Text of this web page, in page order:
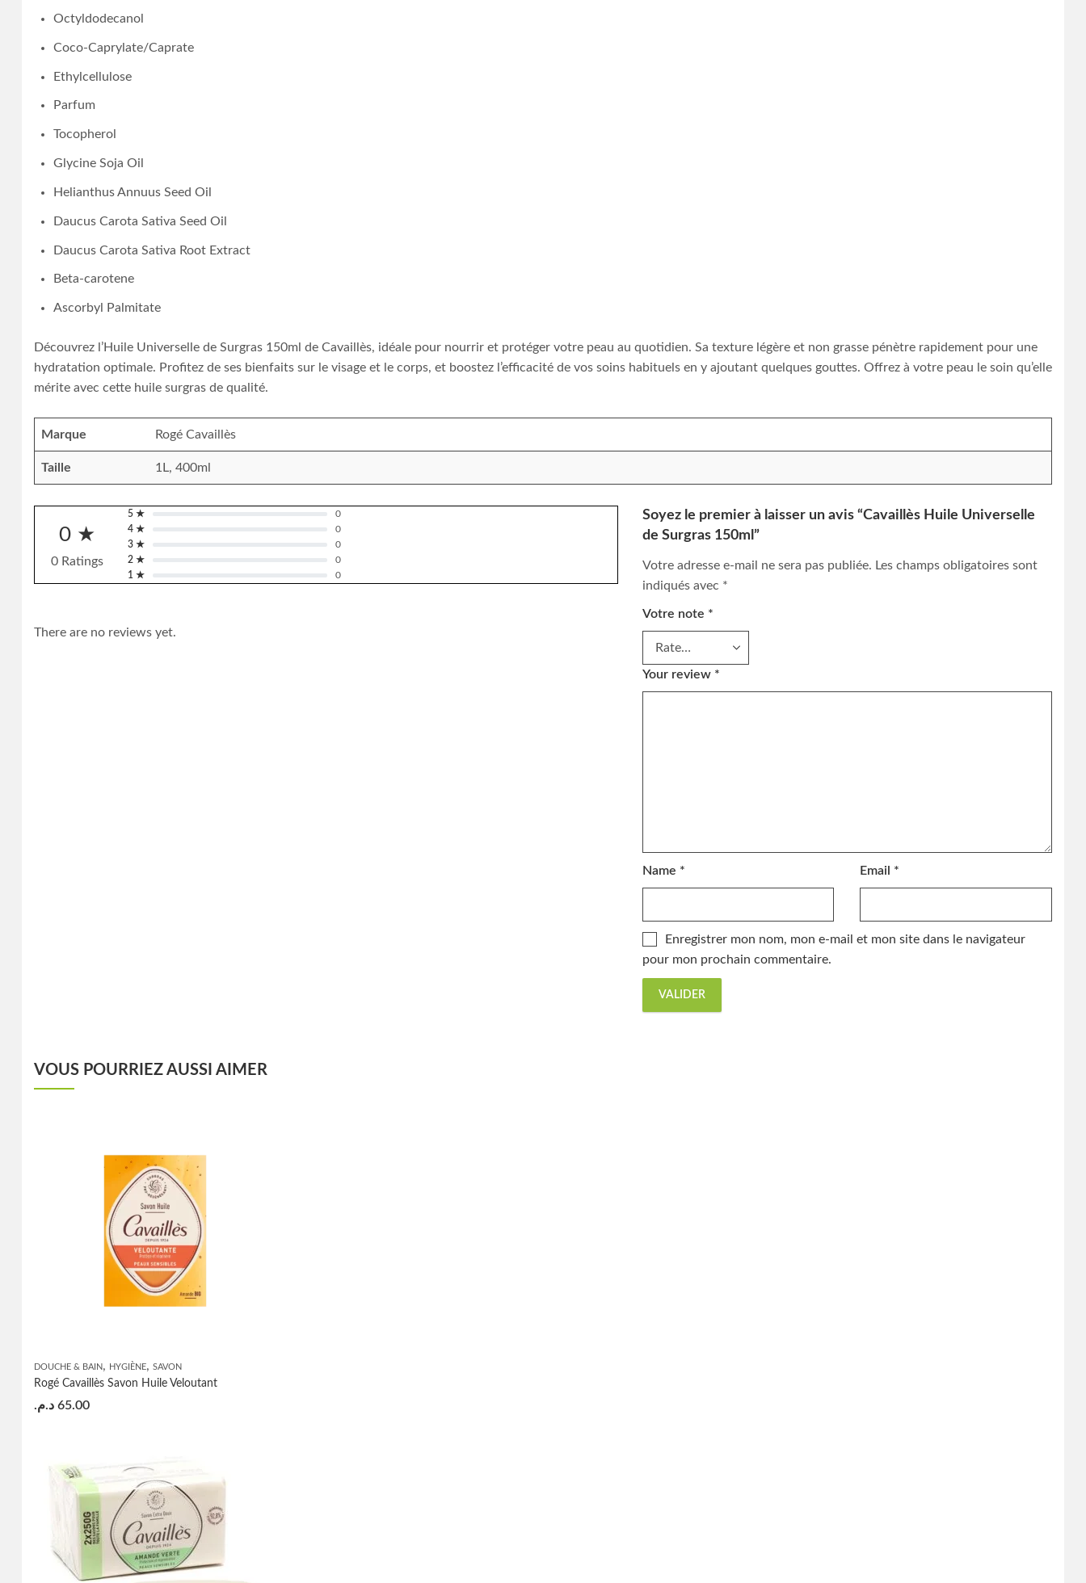
Octyldodecanol
Coco-Caprylate/Caprate
Ethylcellulose
Parfum
Tocopherol
Glycine Soja Oil
Helianthus Annuus Seed Oil
Daucus Carota Sativa Seed Oil
Daucus Carota Sativa Root Extract
Beta-carotene
Ascorbyl Palmitate
Découvrez l’Huile Universelle de Surgras 150ml de Cavaillès, idéale pour nourrir et protéger votre peau au quotidien. Sa texture légère et non grasse pénètre rapidement pour une
hydratation optimale. Profitez de ses bienfaits sur le visage et le corps, et boostez l’efficacité de vos soins habituels en y ajoutant quelques gouttes. Offrez à votre peau le soin qu’elle
mérite avec cette huile surgras de qualité.
Marque Rogé Cavaillès
Taille 1L, 400ml
0 ★
0 Ratings
5 ★
0
4 ★
0
3 ★
0
2 ★
0
1 ★
0
There are no reviews yet.
Soyez le premier à laisser un avis “Cavaillès Huile Universelle
de Surgras 150ml”
Votre adresse e-mail ne sera pas publiée. Les champs obligatoires sont
indiqués avec *
Votre note *
Your review *
Name * Email *
Enregistrer mon nom, mon e-mail et mon site dans le navigateur
pour mon prochain commentaire.
VOUS POURRIEZ AUSSI AIMER
DOUCHE & BAIN, HYGIÈNE, SAVON
Rogé Cavaillès Savon Huile Veloutant
65.00 د.م.